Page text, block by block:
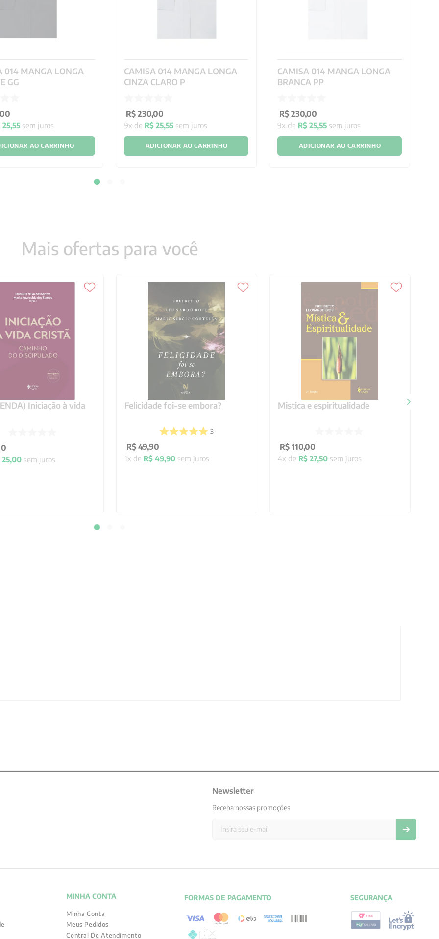
014 MANGA LONGA
GG
00
25,55 sem juros
AO CARRINHO
CAMISA 014 MANGA LONGA
CINZA CLARO P
R$ 230,00
9x de R$ 25,55 sem juros
ADICIONAR AO CARRINHO
CAMISA 014 MANGA LONGA
BRANCA PP
R$ 230,00
9x de R$ 25,55 sem juros
ADICIONAR AO CARRINHO
Mais ofertas para você
Iniciação à vida
25,00sem juros
Felicidade foi-se embora?
3
R$ 49,90
1x de R$ 49,90sem juros
Mistica e espiritualidade
R$ 110,00
4x de R$ 27,50sem juros
Newsletter
Receba nossas promoções
MINHA CONTA
Minha Conta
Meus Pedidos
Central De Atendimento
FORMAS DE PAGAMENTO SEGURANÇA